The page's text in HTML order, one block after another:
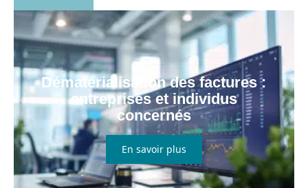
Dématérialisation des factures :
entreprises et individus
concernés
En savoir plus